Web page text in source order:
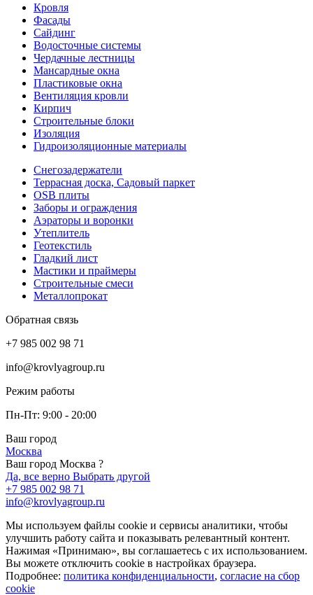
Кровля
Фасады
Сайдинг
Водосточные системы
Чердачные лестницы
Мансардные окна
Пластиковые окна
Вентиляция кровли
Кирпич
Строительные блоки
Изоляция
Гидроизоляционные материалы
Снегозадержатели
Террасная доска, Садовый паркет
OSB плиты
Заборы и ограждения
Аэраторы и воронки
Утеплитель
Геотекстиль
Гладкий лист
Мастики и праймеры
Строительные смеси
Металлопрокат
Обратная связь
+7 985 002 98 71
info@krovlyagroup.ru
Режим работы
Пн-Пт: 9:00 - 20:00
Ваш город
Москва
Ваш город Москва ?
Да, все верно Выбрать другой
+7 985 002 98 71
info@krovlyagroup.ru
Мы используем файлы cookie и сервисы аналитики, чтобы
улучшить работу сайта и показывать релевантный контент.
Нажимая «Принимаю», вы соглашаетесь с их использованием.
Вы можете отключить cookie в настройках браузера.
Подробнее: политика конфиденциальности, согласие на сбор
cookie